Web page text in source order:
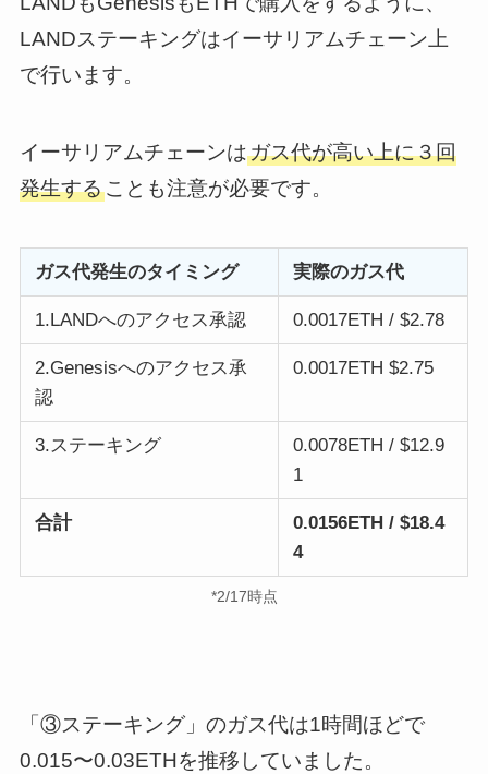
LANDステーキングはイーサリアムチェーン上
で行います。
イーサリアムチェーンはガス代が高い上に３回
発生することも注意が必要です。
ガス代発生のタイミング 実際のガス代
1.LANDへのアクセス承認 0.0017ETH / $2.78
2.Genesisへのアクセス承
認
0.0017ETH $2.75
3.ステーキング
0.0078ETH / $12.9
1
合計
0.0156ETH / $18.4
4
*2/17時点
「③ステーキング」のガス代は1時間ほどで
0.015〜0.03ETHを推移していました。